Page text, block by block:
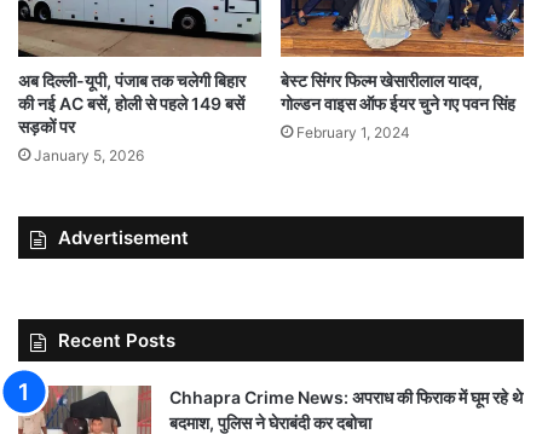
अब दिल्ली-यूपी, पंजाब तक चलेगी बिहार
की नई AC बसें, होली से पहले 149 बसें
सड़कों पर
January 5, 2026
बेस्ट सिंगर फिल्म खेसारीलाल यादव,
गोल्डन वाइस ऑफ ईयर चुने गए पवन सिंह
February 1, 2024
Advertisement
Recent Posts
Chhapra Crime News: अपराध की फिराक में घूम रहे थे
बदमाश, पुलिस ने घेराबंदी कर दबोचा